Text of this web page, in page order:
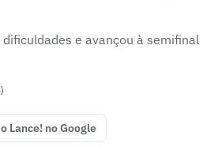
e avançou à semifinal
Lance! no Google